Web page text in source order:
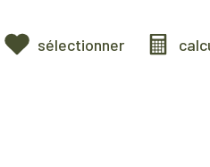
sélectionner